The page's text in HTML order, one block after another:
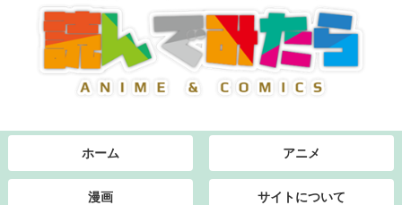
ホーム アニメ
漫画 サイトについて